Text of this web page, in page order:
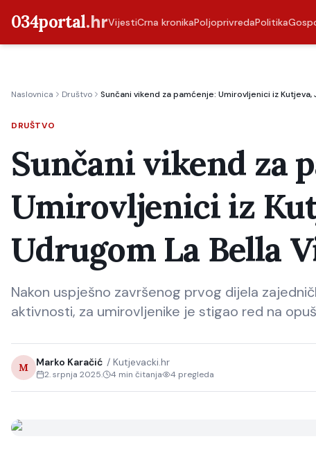
034portal.hrVijestiCrna kronikaPoljoprivredaPolitika
Naslovnica Društvo Sunčani vikend za pamćenje: Umirovljenici iz
DRUŠTVO
Sunčani vikend za
Umirovljenici iz
Udrugom La Bella
Nakon uspješno završenog prvog dijela
aktivnosti, za umirovljenike je stigao red na
M Marko Karačić / Kutjevacki.hr
2. srpnja 2025. 4 min čitanja 4 pregleda